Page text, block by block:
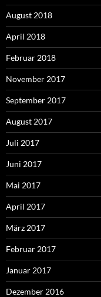
August 2018
April 2018
Februar 2018
November 2017
September 2017
August 2017
Juli 2017
Juni 2017
Mai 2017
April 2017
März 2017
Februar 2017
Januar 2017
Dezember 2016